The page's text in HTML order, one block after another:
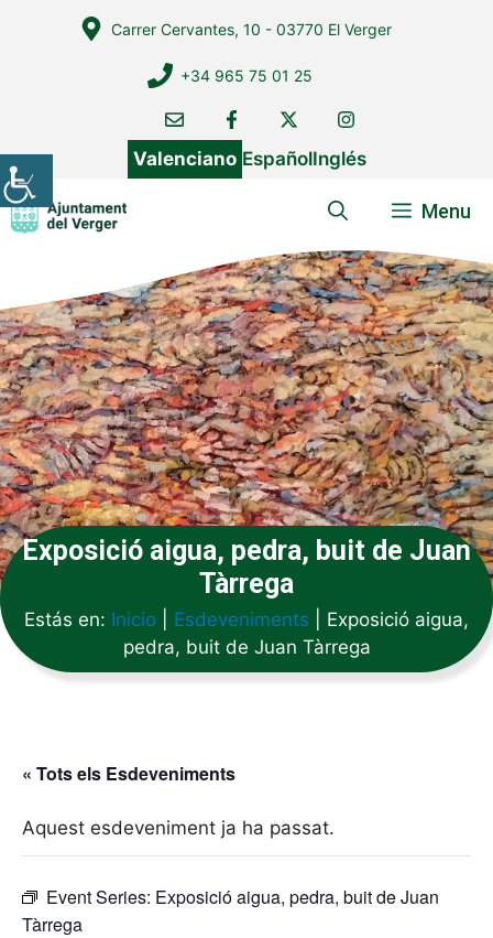
Carrer Cervantes, 10 - 03770 El Verger
+34 965 75 01 25
Valenciano EspañolInglés
Menu
Exposició aigua, pedra, buit de Juan
Tàrrega
Estás en: Inicio Esdeveniments
Exposició aigua,
pedra, buit de Juan Tàrrega
« Tots els Esdeveniments
Aquest esdeveniment ja ha passat.
Event Series: Exposició aigua, pedra, buit de Juan
Tàrrega